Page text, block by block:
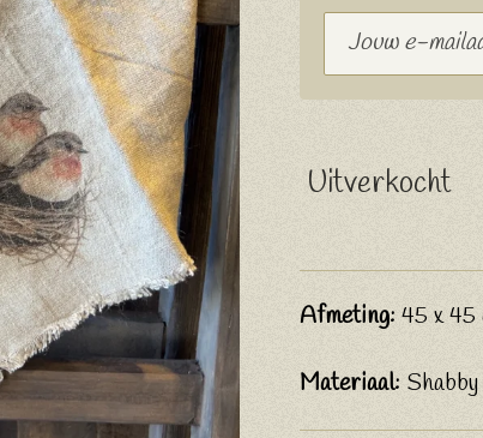
Uitverkocht
Afmeting: 45 x 45
Materiaal: